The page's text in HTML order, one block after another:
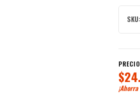
SKU:
PRECIO
¡Ahorra